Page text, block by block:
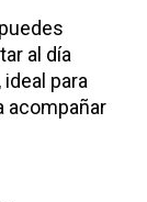
al día
para
acompañar